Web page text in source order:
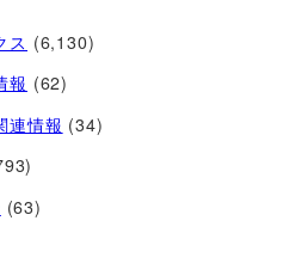
ス (6,130)
報 (62)
連情報 (34)
(63)